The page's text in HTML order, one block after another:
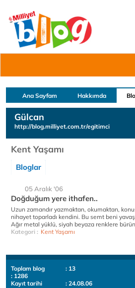
Ana Sayfam Hakkımda
Gülcan
http://blog.milliyet.com.tr/egitimci
Kent Yaşamı
Bloglar
05 Aralık '06
Doğduğum yere ithafen..
Uzun zamandır yazmaktan, okumaktan,
nihayet toparladı kendini. Bu semt beni
Ağır metal yüklü, siyah beyaza renklere
Kategori : Kent Yaşamı
Toplam blog
: 13
: 1286
Kayıt tarihi
: 24.08.06